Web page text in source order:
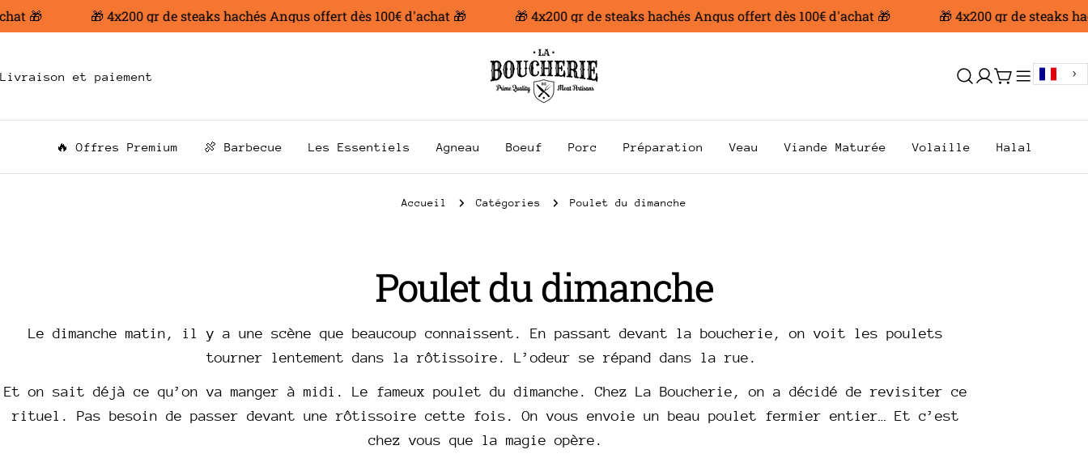
Aller
au
🎁 🎁 4x200 gr de steaks hachés Angus offert dès 100€ d'achat 🎁 🎁 4x200 gr de steaks hachés Angus offert dès 100€ d'achat 🎁 🎁 4x200 gr de steaks
Livraison et paiement
Se
Chariot
🔥 Offres Premium 🍖 Barbecue Les Essentiels Agneau Boeuf Porc Préparation Veau Viande Maturée Volaille Halal
Accueil Catégories Poulet du dimanche
C
o
l
l
Poulet du dimanche
Le dimanche matin, il y a une scène que beaucoup connaissent. En passant devant la boucherie, on voit les poulets
tourner lentement dans la rôtissoire. L’odeur se répand dans la rue.
Et on sait déjà ce qu’on va manger à midi. Le fameux poulet du dimanche. Chez La Boucherie, on a décidé de revisiter ce
rituel. Pas besoin de passer devant une rôtissoire cette fois. On vous envoie un beau poulet fermier entier… Et c’est
chez vous que la magie opère.